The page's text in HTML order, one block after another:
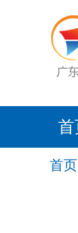
首
首页